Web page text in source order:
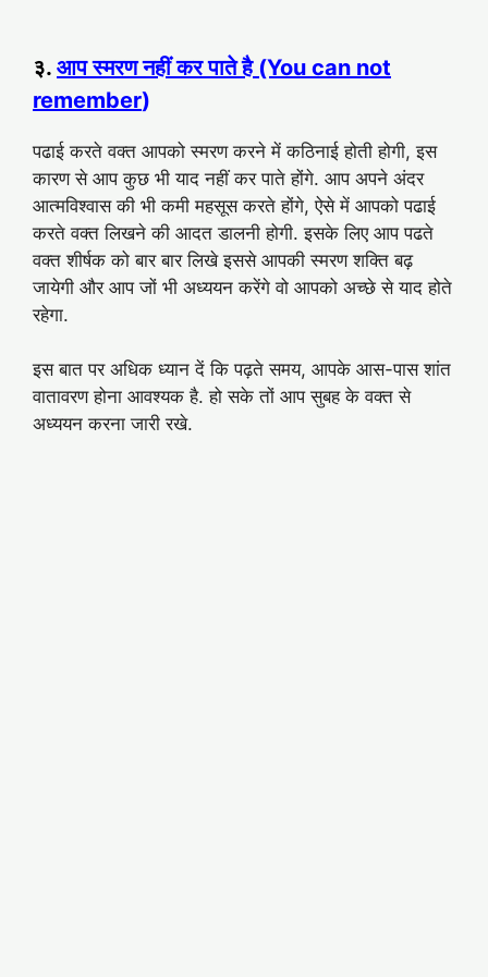
३. आप स्मरण नहीं कर पाते है (You can not
remember)
पढाई करते वक्त आपको स्मरण करने में कठिनाई होती होगी, इस
कारण से आप कुछ भी याद नहीं कर पाते होंगे. आप अपने अंदर
आत्मविश्वास की भी कमी महसूस करते होंगे, ऐसे में आपको पढाई
करते वक्त लिखने की आदत डालनी होगी. इसके लिए आप पढते
वक्त शीर्षक को बार बार लिखे इससे आपकी स्मरण शक्ति बढ़
जायेगी और आप जों भी अध्ययन करेंगे वो आपको अच्छे से याद होते
रहेगा.
इस बात पर अधिक ध्यान दें कि पढ़ते समय, आपके आस-पास शांत
वातावरण होना आवश्यक है. हो सके तों आप सुबह के वक्त से
अध्ययन करना जारी रखे.